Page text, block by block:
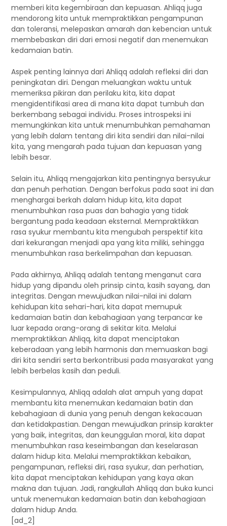
memberi kita kegembiraan dan kepuasan. Ahliqq juga
mendorong kita untuk mempraktikkan pengampunan
dan toleransi, melepaskan amarah dan kebencian untuk
membebaskan diri dari emosi negatif dan menemukan
kedamaian batin.
Aspek penting lainnya dari Ahliqq adalah refleksi diri dan
peningkatan diri. Dengan meluangkan waktu untuk
memeriksa pikiran dan perilaku kita, kita dapat
mengidentifikasi area di mana kita dapat tumbuh dan
berkembang sebagai individu. Proses introspeksi ini
memungkinkan kita untuk menumbuhkan pemahaman
yang lebih dalam tentang diri kita sendiri dan nilai-nilai
kita, yang mengarah pada tujuan dan kepuasan yang
lebih besar.
Selain itu, Ahliqq mengajarkan kita pentingnya bersyukur
dan penuh perhatian. Dengan berfokus pada saat ini dan
menghargai berkah dalam hidup kita, kita dapat
menumbuhkan rasa puas dan bahagia yang tidak
bergantung pada keadaan eksternal. Mempraktikkan
rasa syukur membantu kita mengubah perspektif kita
dari kekurangan menjadi apa yang kita miliki, sehingga
menumbuhkan rasa berkelimpahan dan kepuasan.
Pada akhirnya, Ahliqq adalah tentang menganut cara
hidup yang dipandu oleh prinsip cinta, kasih sayang, dan
integritas. Dengan mewujudkan nilai-nilai ini dalam
kehidupan kita sehari-hari, kita dapat memupuk
kedamaian batin dan kebahagiaan yang terpancar ke
luar kepada orang-orang di sekitar kita. Melalui
mempraktikkan Ahliqq, kita dapat menciptakan
keberadaan yang lebih harmonis dan memuaskan bagi
diri kita sendiri serta berkontribusi pada masyarakat yang
lebih berbelas kasih dan peduli.
Kesimpulannya, Ahliqq adalah alat ampuh yang dapat
membantu kita menemukan kedamaian batin dan
kebahagiaan di dunia yang penuh dengan kekacauan
dan ketidakpastian. Dengan mewujudkan prinsip karakter
yang baik, integritas, dan keunggulan moral, kita dapat
menumbuhkan rasa keseimbangan dan keselarasan
dalam hidup kita. Melalui mempraktikkan kebaikan,
pengampunan, refleksi diri, rasa syukur, dan perhatian,
kita dapat menciptakan kehidupan yang kaya akan
makna dan tujuan. Jadi, rangkullah Ahliqq dan buka kunci
untuk menemukan kedamaian batin dan kebahagiaan
dalam hidup Anda.
[ad_2]